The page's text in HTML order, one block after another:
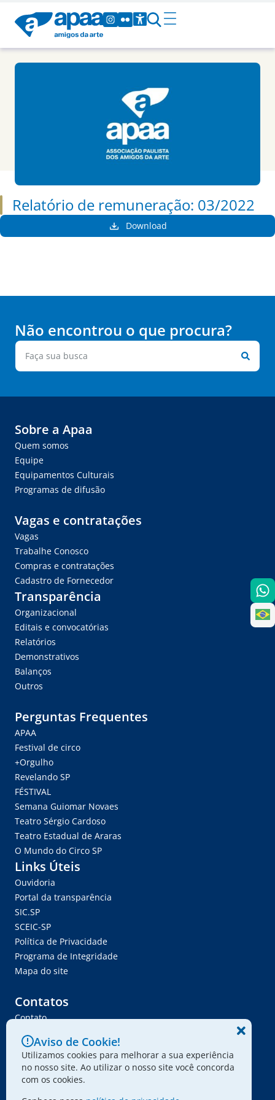
Relatório de remuneração: 03/2022
Download
Não encontrou o que procura?
Sobre a Apaa
Quem somos
Equipe
Equipamentos Culturais
Programas de difusão
Vagas e contratações
Vagas
Trabalhe Conosco
Compras e contratações
Cadastro de Fornecedor
Transparência
Organizacional
Editais e convocatórias
Relatórios
Demonstrativos
Balanços
Outros
Perguntas Frequentes
APAA
Festival de circo
+Orgulho
Revelando SP
FÉSTIVAL
Semana Guiomar Novaes
Teatro Sérgio Cardoso
Teatro Estadual de Araras
O Mundo do Circo SP
Links Úteis
Ouvidoria
Portal da transparência
SIC.SP
SCEIC-SP
Política de Privacidade
Programa de Integridade
Mapa do site
Contatos
Contato
Ser Fornecedor
Envie seu projeto
Aviso de Cookie!
Utilizamos cookies para melhorar a sua experiência
no nosso site. Ao utilizar o nosso site você concorda
com os cookies.